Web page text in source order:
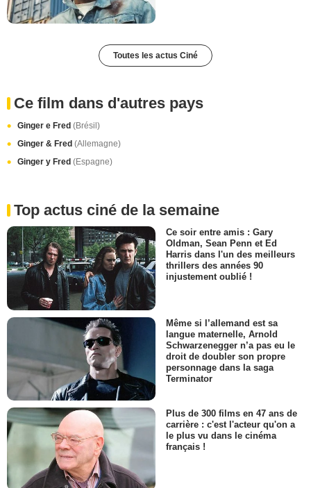
Toutes les actus Ciné
Ce film dans d'autres pays
Ginger e Fred (Brésil)
Ginger & Fred (Allemagne)
Ginger y Fred (Espagne)
Top actus ciné de la semaine
Ce soir entre amis : Gary
Oldman, Sean Penn et Ed
Harris dans l'un des meilleurs
thrillers des années 90
injustement oublié !
Même si l’allemand est sa
langue maternelle, Arnold
Schwarzenegger n’a pas eu le
droit de doubler son propre
personnage dans la saga
Terminator
Plus de 300 films en 47 ans de
carrière : c'est l'acteur qu'on a
le plus vu dans le cinéma
français !